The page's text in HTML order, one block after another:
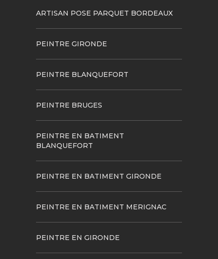
ARTISAN POSE PARQUET BORDEAUX
PEINTRE GIRONDE
PEINTRE BLANQUEFORT
PEINTRE BRUGES
PEINTRE EN BATIMENT
BLANQUEFORT
PEINTRE EN BATIMENT GIRONDE
PEINTRE EN BATIMENT MERIGNAC
PEINTRE EN GIRONDE